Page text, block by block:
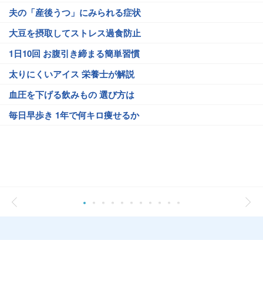
夫の「産後うつ」にみられる症状
大豆を摂取してストレス過食防止
1日10回 お腹引き締まる簡単習慣
太りにくいアイス 栄養士が解説
血圧を下げる飲みもの 選び方は
毎日早歩き 1年で何キロ痩せるか